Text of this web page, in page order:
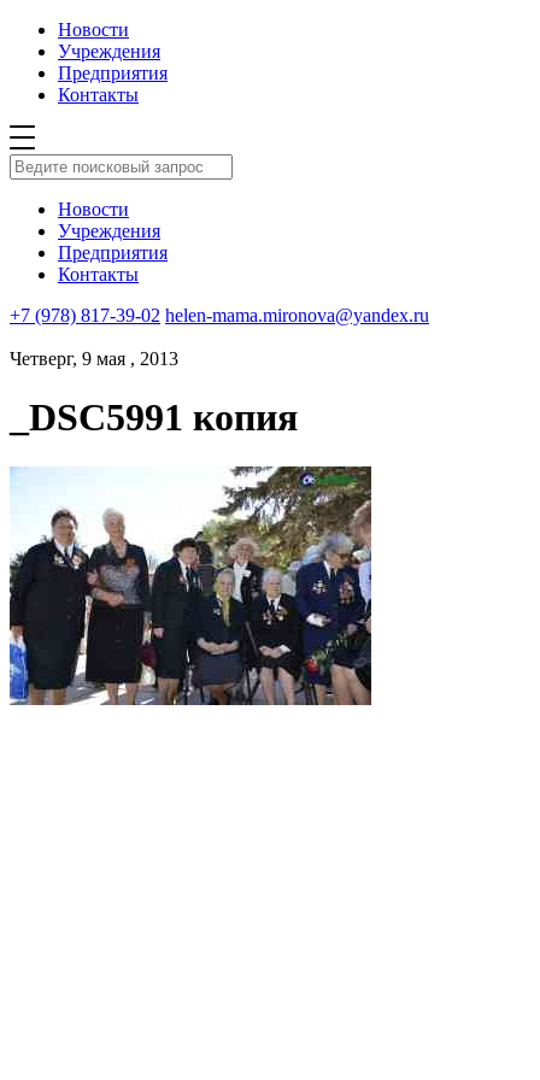
Новости
Учреждения
Предприятия
Контакты
Новости
Учреждения
Предприятия
Контакты
+7 (978) 817-39-02 helen-mama.mironova@yandex.ru
Четверг, 9 мая , 2013
_DSC5991 копия